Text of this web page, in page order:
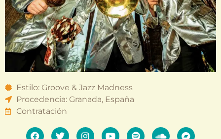
Estilo: Groove & Jazz Madness
Procedencia: Granada, España
Contratación